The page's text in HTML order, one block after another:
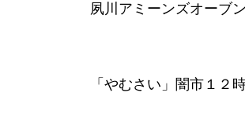
夙川アミーンズオーブ
「やむさい」闇市１２